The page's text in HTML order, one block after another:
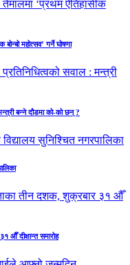
महोत्सव’ गर्ने घोषणा
बन्ने दौडमा को‐को छन् ?
औँ दीक्षान्त समारोह